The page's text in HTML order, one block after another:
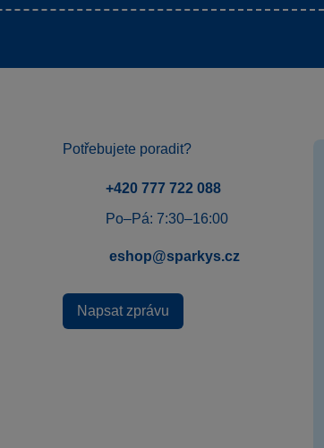
Potřebujete poradit?
+420 777 722 088
Po–Pá: 7:30–16:00
eshop@sparkys.cz
Napsat zprávu